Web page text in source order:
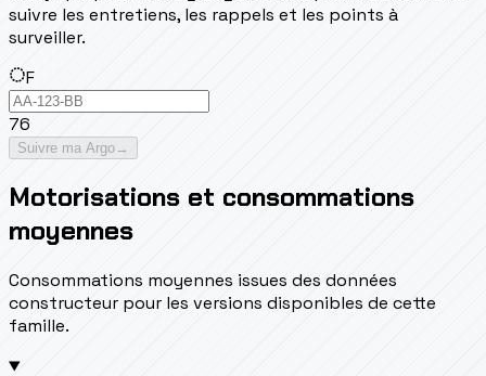
suivre les entretiens, les rappels et les points à
surveiller.
F
76
Suivre ma Argo→
Motorisations et consommations
moyennes
Consommations moyennes issues des données
constructeur pour les versions disponibles de cette
famille.